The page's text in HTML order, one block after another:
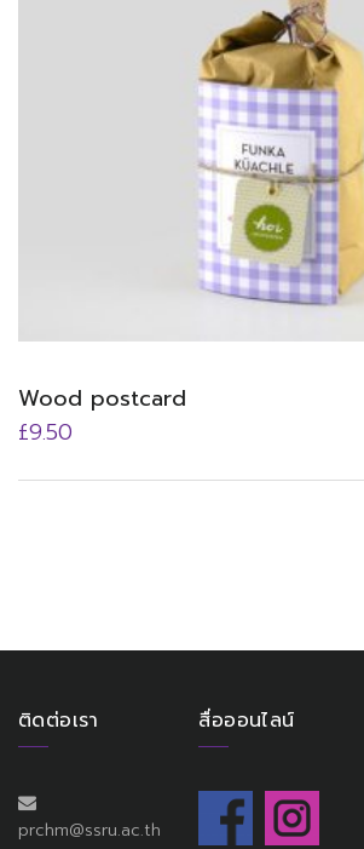
Wood postcard
£9.50
ติดต่อเรา
prchm@ssru.ac.th
สื่อออนไลน์